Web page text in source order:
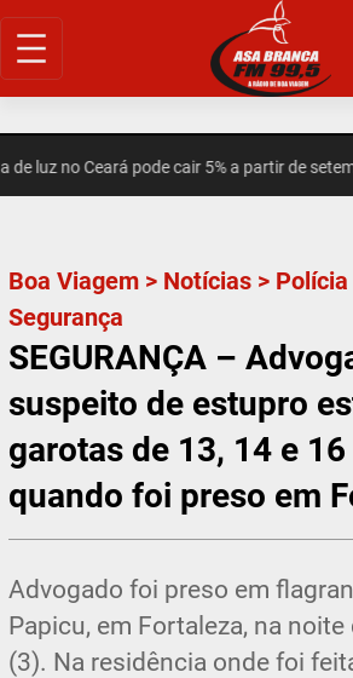
Pular
para
luz no Ceará pode cair 5% a partir de
Boa Viagem > Notícias > Polícia
Segurança
SEGURANÇA –
suspeito de estupro
garotas de 13, 14 e
quando foi preso em
Advogado foi preso em
Papicu, em Fortaleza, na
(3). Na residência onde foi